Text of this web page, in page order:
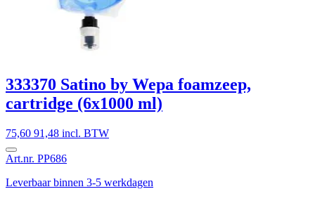
333370 Satino by Wepa foamzeep,
cartridge (6x1000 ml)
75,60 91,48 incl. BTW
Art.nr. PP686
Leverbaar binnen 3-5 werkdagen